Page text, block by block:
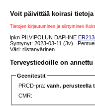
Voit päivittää koirasi tietoja
Tietojen kirjautuminen ja siirtyminen
lpkn PILVIPOLUN DAPHNE
Syntynyt: 2023-03-11 (3v)
Väri: riistanvärinen
Terveystiedoille on
Geenitestit
PRCD-pra:vanh. perusteella
CMR: